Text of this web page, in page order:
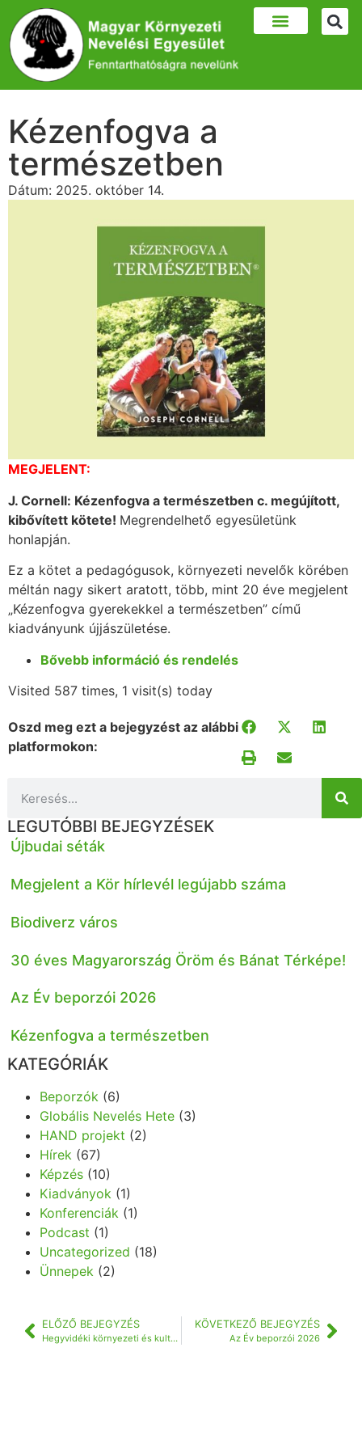
Kézenfogva a
természetben
Dátum: 2025. október 14.
MEGJELENT:
J. Cornell: Kézenfogva a természetben c. megújított,
kibővített kötete! Megrendelhető egyesületünk
honlapján.
Ez a kötet a pedagógusok, környezeti nevelők körében
méltán nagy sikert aratott, több, mint 20 éve megjelent
„Kézenfogva gyerekekkel a természetben” című
kiadványunk újjászületése.
Bővebb információ és rendelés
Visited 587 times, 1 visit(s) today
Oszd meg ezt a bejegyzést az alábbi
platformokon:
LEGUTÓBBI BEJEGYZÉSEK
Újbudai séták
Megjelent a Kör hírlevél legújabb száma
Biodiverz város
30 éves Magyarország Öröm és Bánat Térképe!
Az Év beporzói 2026
Kézenfogva a természetben
KATEGÓRIÁK
Beporzók (6)
Globális Nevelés Hete(3)
HAND projekt (2)
Hírek (67)
Képzés(10)
Kiadványok (1)
Konferenciák (1)
Podcast (1)
Uncategorized (18)
Ünnepek (2)
ELŐZŐ BEJEGYZÉS
Hegyvidéki környezeti és kultúrtörténeti séták
KÖVETKEZŐ BEJEGYZÉS
Az Év beporzói 2026